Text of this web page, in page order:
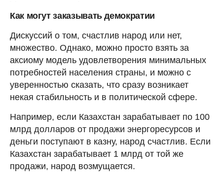
Как могут заказывать демократии
Дискуссий о том, счастлив народ или нет,
множество. Однако, можно просто взять за
аксиому модель удовлетворения минимальных
потребностей населения страны, и можно с
уверенностью сказать, что сразу возникает
некая стабильность и в политической сфере.
Например, если Казахстан зарабатывает по 100
млрд долларов от продажи энергоресурсов и
деньги поступают в казну, народ счастлив. Если
Казахстан зарабатывает 1 млрд от той же
продажи, народ возмущается.